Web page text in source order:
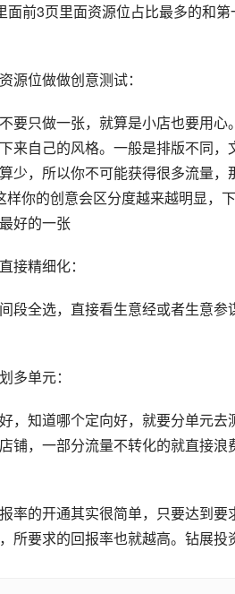
前3页里面资源位占比最多的和第
位做做创意测试：
只做一张，就算是小店也要用心
来自己的风格。一般是排版不同
少，所以你不可能获得很多流量
样你的创意会区分度越来越明显，
好的一张
精细化：
全选，直接看生意经或者生意参
单元：
知道哪个定向好，就要分单元去
铺，一部分流量不转化的就直接
的开通其实很简单，只要达到要
所要求的回报率也就越高。钻展投